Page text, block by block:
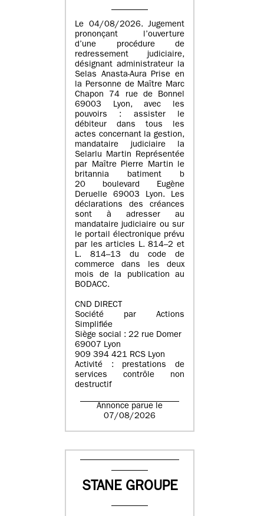
Le 04/08/2026. Jugement
prononçant l’ouverture
d’une procédure de
redressement judiciaire,
désignant administrateur la
Selas Anasta-Aura Prise en
la Personne de Maître Marc
Chapon 74 rue de Bonnel
69003 Lyon, avec les
pouvoirs : assister le
débiteur dans tous les
actes concernant la gestion,
mandataire judiciaire la
Selarlu Martin Représentée
par Maître Pierre Martin le
britannia batiment b
20 boulevard Eugène
Deruelle 69003 Lyon. Les
déclarations des créances
sont à adresser au
mandataire judiciaire ou sur
le portail électronique prévu
par les articles L. 814–2 et
L. 814–13 du code de
commerce dans les deux
mois de la publication au
BODACC.
CND DIRECT
Société par Actions
Simplifiée
Siège social : 22 rue Domer
69007 Lyon
909 394 421 RCS Lyon
Activité : prestations de
services contrôle non
destructif
Annonce parue le
07/08/2026
STANE GROUPE